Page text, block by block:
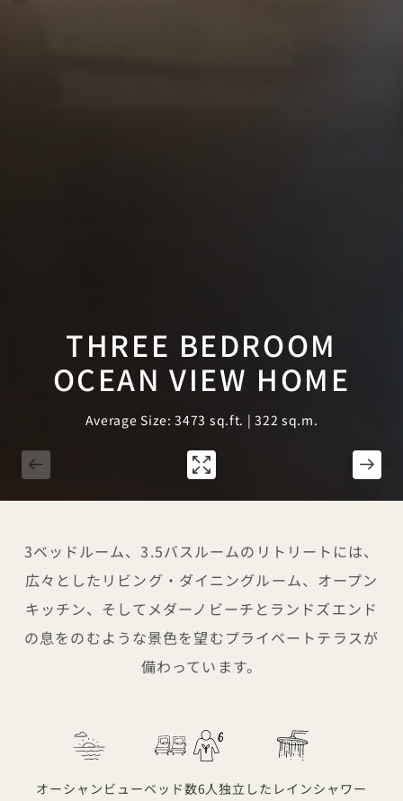
THREE BEDROOM
OCEAN VIEW HOME
Average Size: 3473 sq.ft. | 322 sq.m.
3ベッドルーム、3.5バスルームのリトリートには、
広々としたリビング・ダイニングルーム、オープン
キッチン、そしてメダーノビーチとランドズエンド
の息をのむような景色を望むプライベートテラスが
備わっています。
オーシャンビューベッド数6人独立したレインシャワー